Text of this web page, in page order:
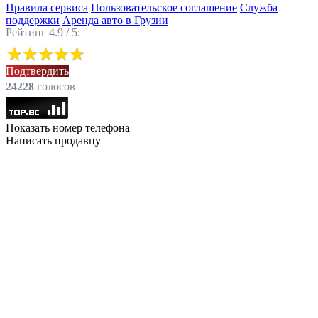
Правила сервиса Пользовательское соглашение Служба
поддержки Аренда авто в Грузии
Рейтинг 4.9 / 5:
Подтвердить
24228 голоcов
Показать номер телефона
Написать продавцу